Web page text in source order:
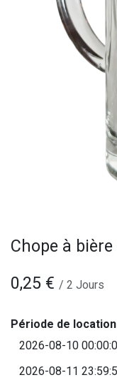
Chope à
0,25 € / 2 Jours
Période de location